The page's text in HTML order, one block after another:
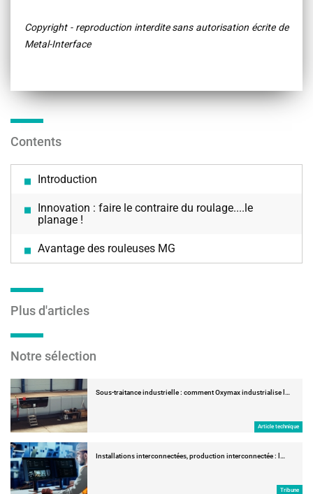
Copyright - reproduction interdite sans autorisation écrite de
Metal-Interface
Contents
Introduction
Innovation : faire le contraire du roulage....le
planage !
Avantage des rouleuses MG
Plus d'articles
Notre sélection
Sous-traitance industrielle : comment Oxymax industrialise l…
Article technique
Installations interconnectées, production interconnectée : l…
Tribune